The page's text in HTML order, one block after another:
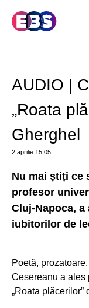
AUDIO |
„Roata
Gherghel
2 aprilie 15:05
Nu mai știți ce
profesor
Cluj-Napoca,
iubitorilor de
Poetă,
Cesereanu a ales
„Roata plăcerilor”